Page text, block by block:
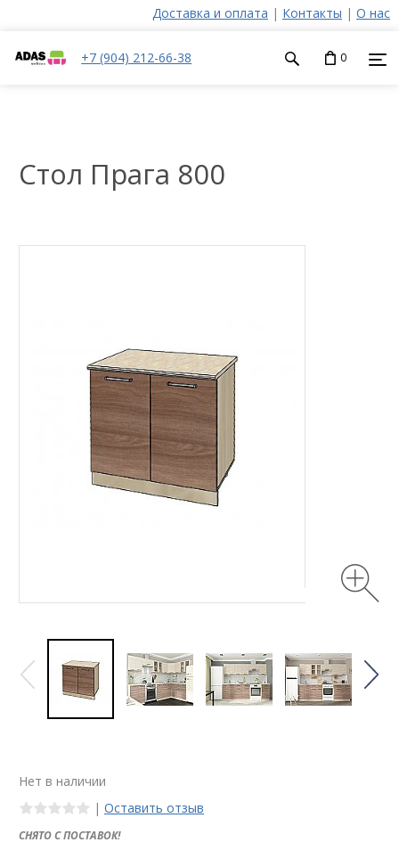
Доставка и оплата | Контакты | О нас
+7 (904) 212-66-38 0
Стол Прага 800
Нет в наличии
| Оставить отзыв
СНЯТО С ПОСТАВОК!